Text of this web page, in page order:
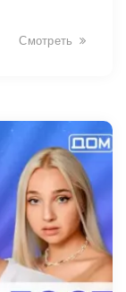
Смотреть